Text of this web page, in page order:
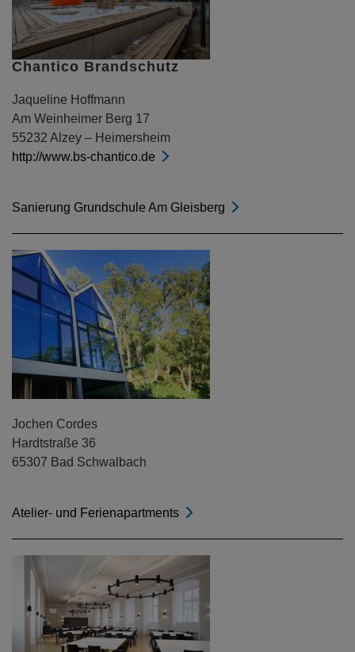
Chantico Brandschutz
Jaqueline Hoffmann
Am Weinheimer Berg 17
55232 Alzey – Heimersheim
http://www.bs-chantico.de
Sanierung Grundschule Am Gleisberg
Jochen Cordes
Hardtstraße 36
65307 Bad Schwalbach
Atelier- und Ferienapartments